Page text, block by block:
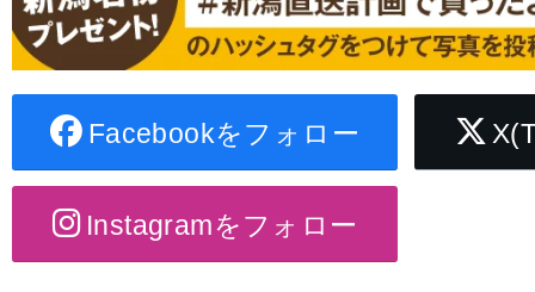
Facebookをフォロー
Instagramをフォロー